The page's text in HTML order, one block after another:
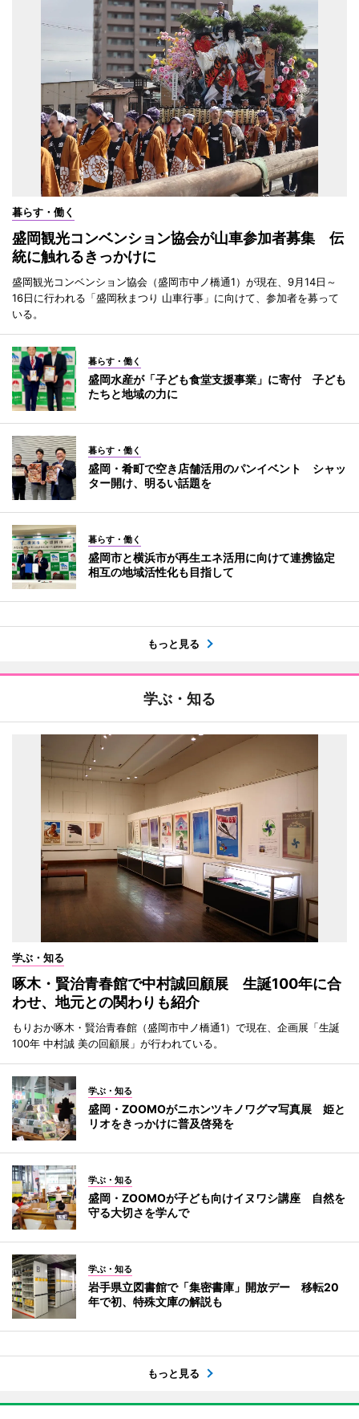
暮らす・働く
盛岡観光コンベンション協会が山車参加者募集 伝
統に触れるきっかけに
盛岡観光コンベンション協会（盛岡市中ノ橋通1）が現在、9月14日～
16日に行われる「盛岡秋まつり 山車行事」に向けて、参加者を募って
いる。
暮らす・働く
盛岡水産が「子ども食堂支援事業」に寄付 子ども
たちと地域の力に
暮らす・働く
盛岡・肴町で空き店舗活用のパンイベント シャッ
ター開け、明るい話題を
暮らす・働く
盛岡市と横浜市が再生エネ活用に向けて連携協定
相互の地域活性化も目指して
もっと見る
学ぶ・知る
学ぶ・知る
啄木・賢治青春館で中村誠回顧展 生誕100年に合
わせ、地元との関わりも紹介
もりおか啄木・賢治青春館（盛岡市中ノ橋通1）で現在、企画展「生誕
100年 中村誠 美の回顧展」が行われている。
学ぶ・知る
盛岡・ZOOMOがニホンツキノワグマ写真展 姫と
リオをきっかけに普及啓発を
学ぶ・知る
盛岡・ZOOMOが子ども向けイヌワシ講座 自然を
守る大切さを学んで
学ぶ・知る
岩手県立図書館で「集密書庫」開放デー 移転20
年で初、特殊文庫の解説も
もっと見る